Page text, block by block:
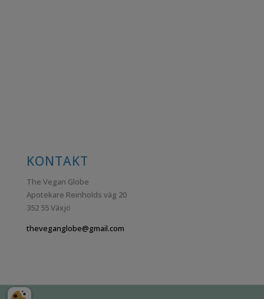
KONTAKT
The Vegan Globe
Apotekare Reinholds väg 20
352 55 Växjö
theveganglobe@gmail.com